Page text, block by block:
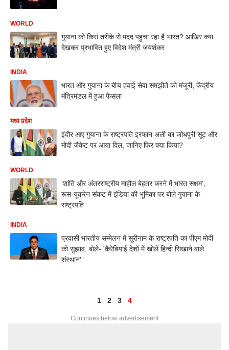
WORLD
गुयाना को किस तरीके से मदद पहुंचा रहा है भारत? आखिर क्या
देखकर प्रभावित हुए विदेश मंत्री जयशंकर
INDIA
भारत और गुयाना के बीच हवाई सेवा समझौते को मंजूरी, केंद्रीय
मंत्रिमंडल में हुआ फैसला
मध्य प्रदेश
इंदौर आए गुयाना के राष्ट्रपति इरफान अली का जोधपुरी सूट और
मोदी जैकेट पर आया दिल, जानिए फिर क्या किया?
WORLD
'शांति और अंतरराष्ट्रीय माहौल बेहतर करने में भारत सक्षम',
रूस-यूक्रेन संकट में इंडिया की भूमिका पर बोले गुयाना के
राष्ट्रपति
INDIA
प्रवासी भारतीय सम्मेलन में सूरीनाम के राष्ट्रपति का पीएम मोदी
को सुझाव, बोले- 'कैरेबियाई देशों में खोलें हिन्दी सिखाने वाले
संस्थान'
1 2 3 4
Continues below advertisement